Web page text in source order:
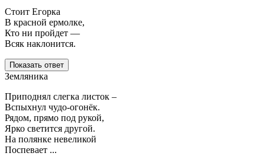
Стоит Егорка
В красной ермолке,
Кто ни пройдет —
Всяк наклонится.
Показать ответ
Земляника
Приподнял слегка листок –
Вспыхнул чудо-огонёк.
Рядом, прямо под рукой,
Ярко светится другой.
На полянке невеликой
Поспевает ...